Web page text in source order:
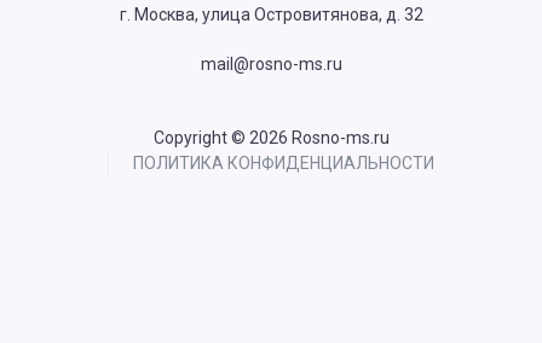
г. Москва, улица Островитянова, д. 32
mail@rosno-ms.ru
Copyright © 2026 Rosno-ms.ru
ПОЛИТИКА КОНФИДЕНЦИАЛЬНОСТИ